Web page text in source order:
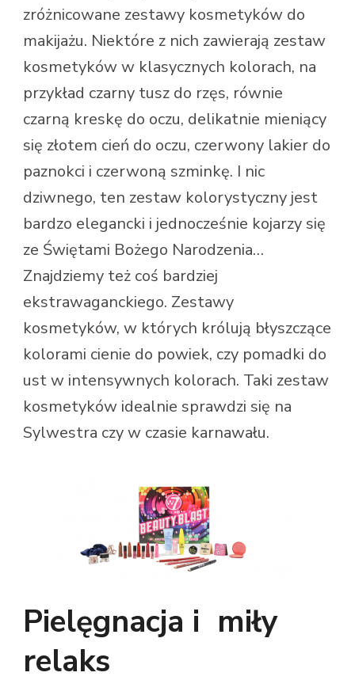
zróżnicowane zestawy kosmetyków do
makijażu. Niektóre z nich zawierają zestaw
kosmetyków w klasycznych kolorach, na
przykład czarny tusz do rzęs, równie
czarną kreskę do oczu, delikatnie mieniący
się złotem cień do oczu, czerwony lakier do
paznokci i czerwoną szminkę. I nic
dziwnego, ten zestaw kolorystyczny jest
bardzo elegancki i jednocześnie kojarzy się
ze Świętami Bożego Narodzenia…
Znajdziemy też coś bardziej
ekstrawaganckiego. Zestawy
kosmetyków, w których królują błyszczące
kolorami cienie do powiek, czy pomadki do
ust w intensywnych kolorach. Taki zestaw
kosmetyków idealnie sprawdzi się na
Sylwestra czy w czasie karnawału.
Pielęgnacja i miły
relaks